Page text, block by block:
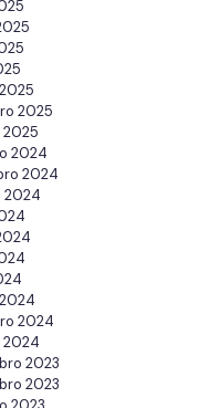
2025
2024
2024
2024
2024
2024
2023
2023